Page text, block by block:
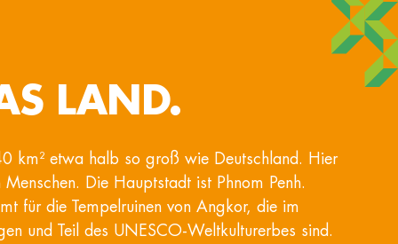
LAND.
km² etwa halb so groß wie Deutschland. Hier
Die Hauptstadt ist Phnom Penh.
für die Tempelruinen von Angkor, die im
und Teil des UNESCO-Weltkulturerbes sind.